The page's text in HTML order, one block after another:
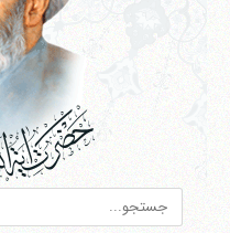
وب سایت
قم،میدان
شماره ٨ کد
فکس98+